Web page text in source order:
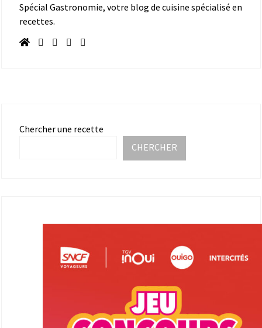
Spécial Gastronomie, votre blog de cuisine spécialisé en
recettes.
Chercher une recette
CHERCHER